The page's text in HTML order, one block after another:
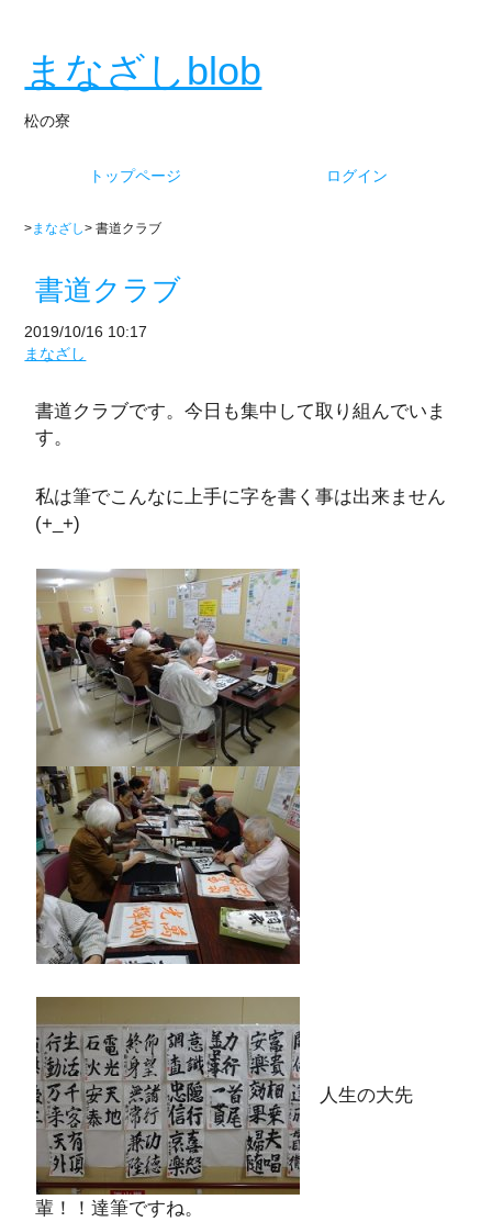
まなざしblob
松の寮
トップページ ログイン
>まなざし> 書道クラブ
書道クラブ
2019/10/16 10:17
まなざし
書道クラブです。今日も集中して取り組んでいま
す。
私は筆でこんなに上手に字を書く事は出来ません
(+_+)
人生の大先
輩！！達筆ですね。